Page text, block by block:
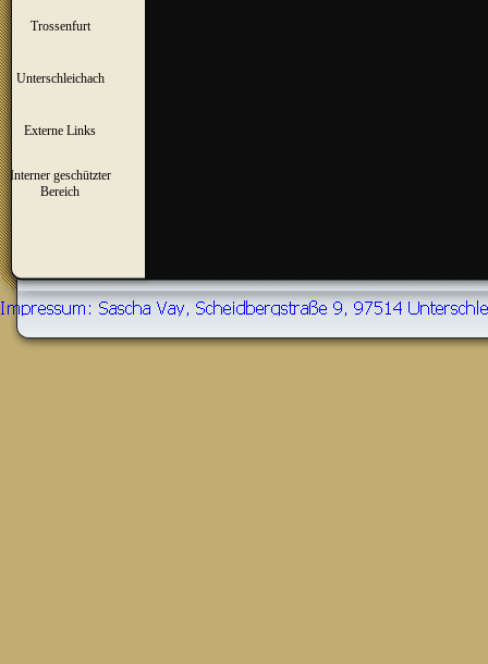
Trossenfurt
Unterschleichach
Externe Links
Interner geschützter
Bereich